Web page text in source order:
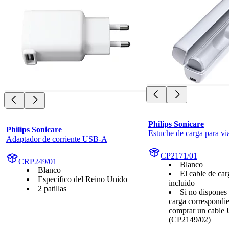
Philips Sonicare
Adaptador de corriente USB-A
CRP249/01
Blanco
Específico del Reino Unido
2 patillas
Philips Sonicare
Estuche de carga para
CP2171/01
Blanco
El cable de
incluido
Si no
carga
comprar un cable
(CP2149/02)